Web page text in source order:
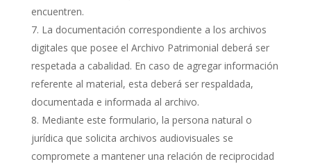
encuentren.
La documentación correspondiente a los archivos
digitales que posee el Archivo Patrimonial deberá ser
respetada a cabalidad. En caso de agregar información
referente al material, esta deberá ser respaldada,
documentada e informada al archivo.
Mediante este formulario, la persona natural o
jurídica que solicita archivos audiovisuales se
compromete a mantener una relación de reciprocidad